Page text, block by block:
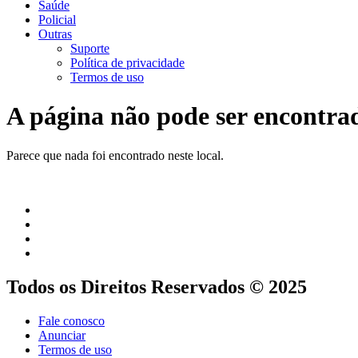
Saúde
Policial
Outras
Suporte
Política de privacidade
Termos de uso
A página não pode ser
Parece que nada foi encontrado neste local.
Todos os Direitos Reservados © 2025
Fale conosco
Anunciar
Termos de uso